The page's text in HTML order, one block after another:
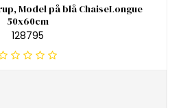
Model på blå ChaiseLongue
50x60cm
128795